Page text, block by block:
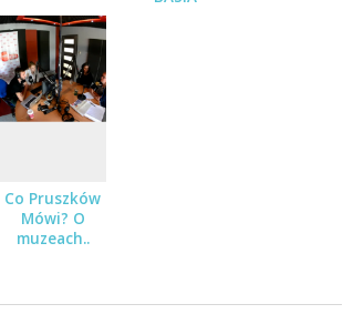
Co Pruszków
Mówi? O
muzeach..